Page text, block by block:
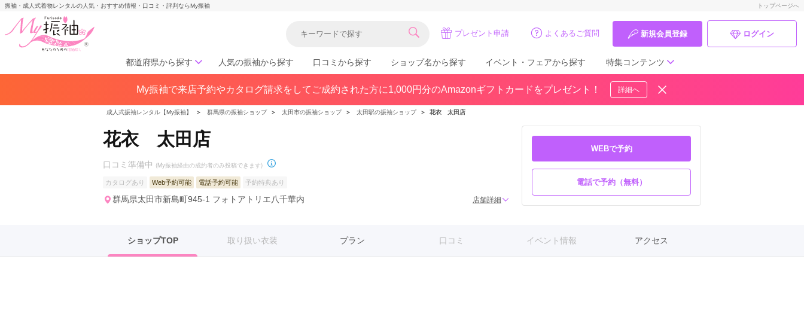
振袖・成人式着物レンタルの人気・おすすめ情報・口コミ・評判ならMy振袖 トップページへ
プレゼント申請 よくあるご質問 新規会員登録 ログイン
都道府県から探す
北海道／東北
北海道(141) 青森県(41)
岩手県(30)
福島県(60)
関東
東京都(383)
千葉県(183)
中部
愛知県(285)
静岡県(148)
岐阜県(85)
三重県(76)
長野県(80)
人気の振袖から探す 口コミから探す ショップ名から探す イベント・フェアから探す 特集コンテンツ
ママ振特集
個性的振袖コーディネート特集
成人式レポート
口コミ優秀店舗
My振袖で来店予約やカタログ請求をしてご成約された方に1,000円分のAmazonギフトカードをプレゼント！ 詳細へ
成人式振袖レンタル【My振袖】 ＞ 群馬県の振袖ショップ ＞ 太田市の振袖ショップ ＞ 太田駅の振袖ショップ ＞ 花衣 太田店
花衣 太田店
口コミ準備中 (My振袖経由の成約者のみ投稿できます)
カタログあり Web予約可能 電話予約可能 予約特典あり
群馬県太田市新島町945-1 フォトアトリエ八千華内 店舗詳細
WEBで予約
電話で予約（無料）
ショップTOP 取り扱い衣装 プラン 口コミ イベント情報 アクセス